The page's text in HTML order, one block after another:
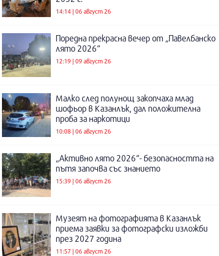
14:14 | 06 август 26
Поредна прекрасна вечер от „Павелбанско
лято 2026“
12:19 | 09 август 26
Малко след полунощ закопчаха млад
шофьор в Казанлък, дал положителна
проба за наркотици
10:08 | 06 август 26
„Активно лято 2026“- безопасността на
пътя започва със знанието
15:39 | 06 август 26
Музеят на фотографията в Казанлък
приема заявки за фотографски изложби
през 2027 година
11:57 | 06 август 26